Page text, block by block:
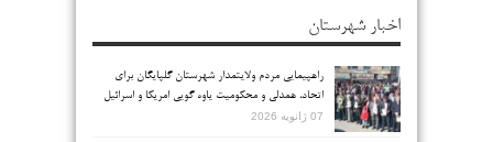
اخبار شهرستان
راهپیمایی مردم ولایتمدار شهرستان گلپایگان برای
اتحاد، همدلی و محکومیت یاوه گویی امریکا و اسرائیل
07 ژانویه 2026